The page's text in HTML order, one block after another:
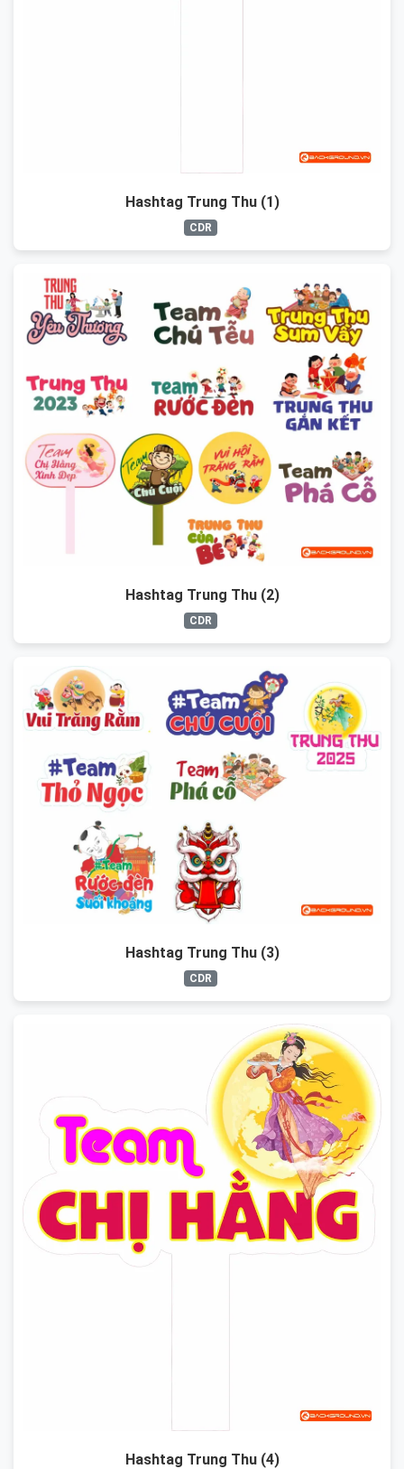
Hashtag Trung Thu (1)
CDR
Hashtag Trung Thu (2)
CDR
Hashtag Trung Thu (3)
CDR
Hashtag Trung Thu (4)